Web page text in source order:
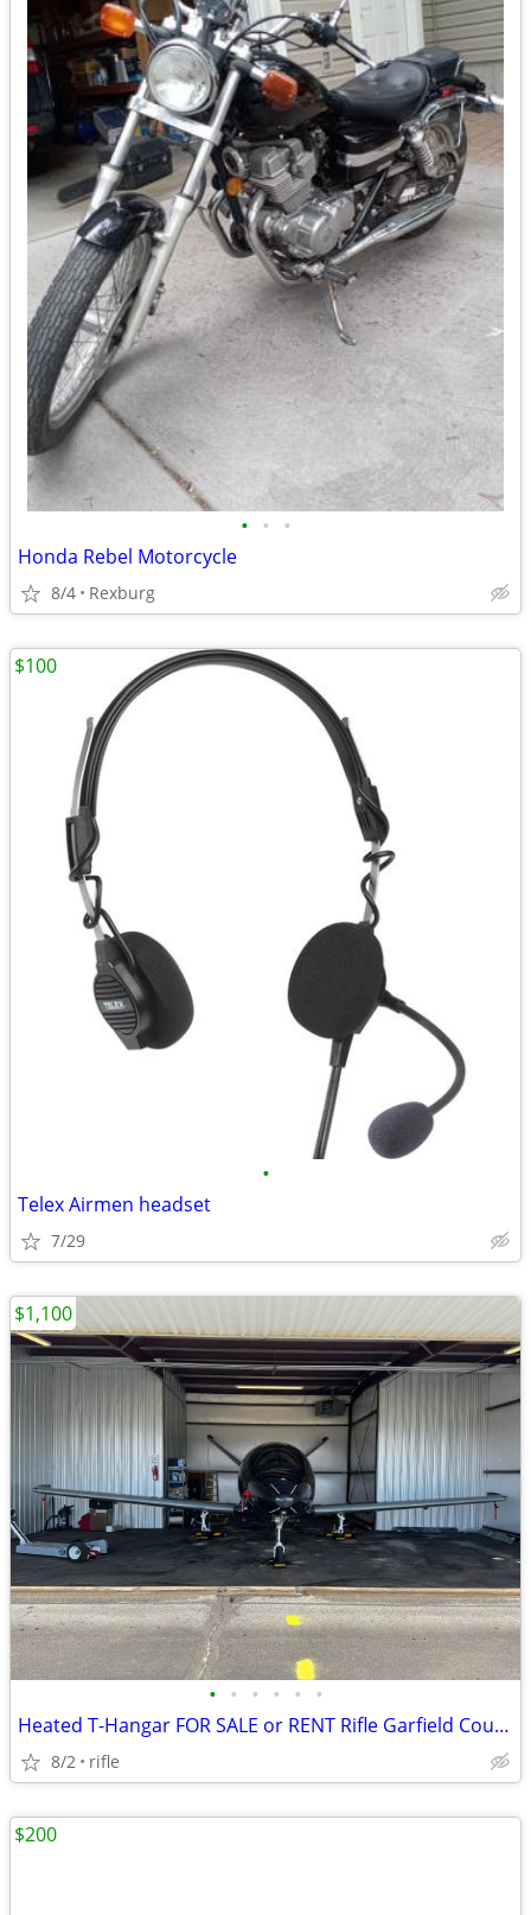
• • •
Honda Rebel Motorcycle
8/4 Rexburg
•
Telex Airmen headset
7/29
$100
• • • • • •
Heated T-Hangar FOR SALE or RENT Rifle Garfield County Airport (KRIL)
8/2 rifle
$1,100
$200